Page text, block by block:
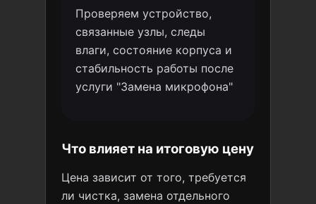
Проверяем устройство,
связанные узлы, следы
влаги, состояние корпуса и
стабильность работы после
услуги "Замена микрофона"
Что влияет на итоговую цену
Цена зависит от того, требуется
ли чистка, замена отдельного